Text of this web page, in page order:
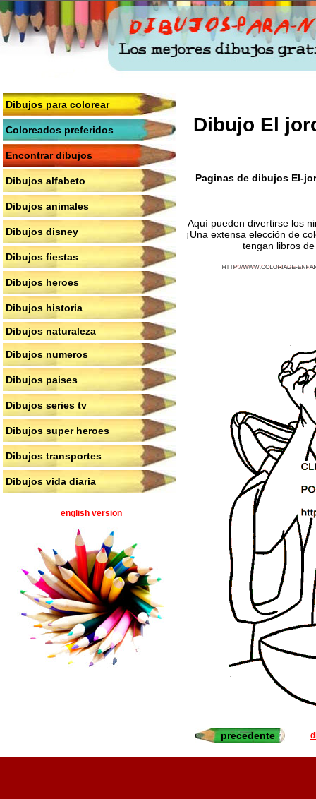
Dibujos para colorear
Coloreados preferidos
Encontrar dibujos
Dibujos alfabeto
Dibujos animales
Dibujos disney
Dibujos fiestas
Dibujos heroes
Dibujos historia
Dibujos naturaleza
Dibujos numeros
Dibujos paises
Dibujos series tv
Dibujos super heroes
Dibujos transportes
Dibujos vida diaria
english version
Dibujo El
Paginas de dibujos El-
Aquí pueden divertirse los
¡Una extensa elección de
tengan libros
precedente